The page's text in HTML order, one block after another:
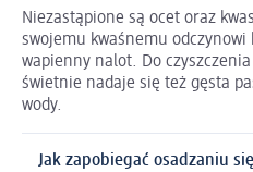
Niezastąpione są ocet oraz
swojemu kwaśnemu odczynowi
wapienny nalot. Do
świetnie nadaje się też gęsta
wody.
Jak zapobiegać osadzaniu